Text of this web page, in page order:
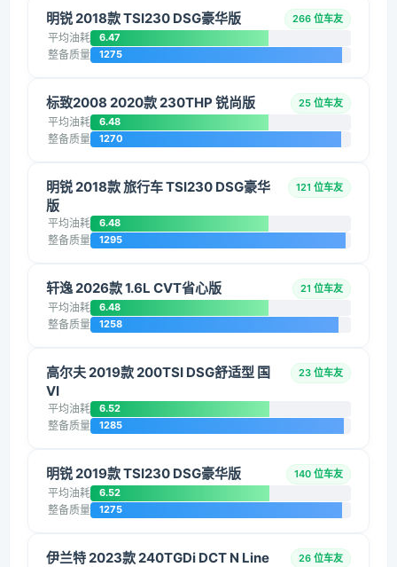
明锐 2018款 TSI230 DSG豪华版 266 位车友
平均油耗 6.47
整备质量 1275
标致2008 2020款 230THP 锐尚版 25 位车友
平均油耗 6.48
整备质量 1270
明锐 2018款 旅行车 TSI230 DSG豪华
版
121 位车友
平均油耗 6.48
整备质量 1295
轩逸 2026款 1.6L CVT省心版 21 位车友
平均油耗 6.48
整备质量 1258
高尔夫 2019款 200TSI DSG舒适型 国
VI
23 位车友
平均油耗 6.52
整备质量 1285
明锐 2019款 TSI230 DSG豪华版 140 位车友
平均油耗 6.52
整备质量 1275
伊兰特 2023款 240TGDi DCT N Line
26 位车友